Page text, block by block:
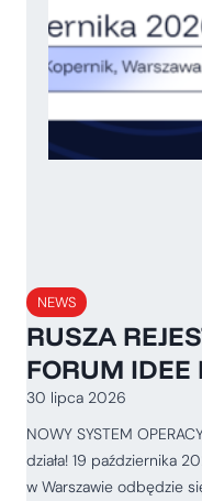
NEWS
RUSZA
FORUM IDEE
30 lipca 2026
NOWY SYSTEM
działa! 19 października
w Warszawie odbędzie